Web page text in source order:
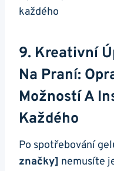
9. Kreativní
Na Praní:
Možností A
Každého
Po spotřebování
značky] nemusíte